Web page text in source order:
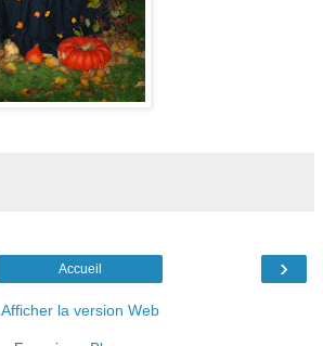
›
Accueil
Afficher la version Web